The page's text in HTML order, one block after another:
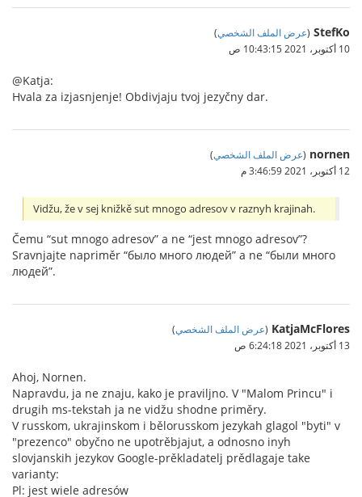
StefKo
(عرض الملف الشخصي)
10 أكتوبر، 2021 10:43:15 ص
@Katja:
Hvala za izjasnjenje! Obdivjaju tvoj jezyčny dar.
nornen
(عرض الملف الشخصي)
12 أكتوبر، 2021 3:46:59 م
Vidžu, že v sej knižkě sut mnogo adresov v raznyh krajinah.
Čemu “sut mnogo adresov” a ne “jest mnogo adresov”?
Sravnjajte napriměr “было много людей” a ne “были много
людей”.
KatjaMcFlores
(عرض الملف الشخصي)
13 أكتوبر، 2021 6:24:18 ص
Ahoj, Nornen.
Napravdu, ja ne znaju, kako je praviljno. V "Malom Princu" i
drugih ms-tekstah ja ne vidžu shodne priměry.
V russkom, ukrajinskom i bělorusskom jezykah glagol "byti" v
"prezenco" obyčno ne upotrěbjajut, a odnosno inyh
slovjanskih jezykov Google-prěkladatelj prědlagaje take
varianty:
Pl: jest wiele adresów